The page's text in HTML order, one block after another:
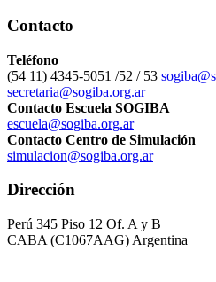
Contacto
Teléfono
(54 11) 4345-5051 /52 / 53
secretaria@sogiba.org.ar
Contacto Escuela SOGIBA
escuela@sogiba.org.ar
Contacto Centro de Simulación
simulacion@sogiba.org.ar
Dirección
Perú 345 Piso 12 Of. A y B
CABA (C1067AAG) Argentina